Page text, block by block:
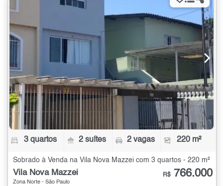
3 quartos 2 suítes 2 vagas 220 m²
Sobrado à Venda na Vila Nova Mazzei com 3 quartos - 220 m²
Vila Nova Mazzei
Zona Norte - São Paulo
R$ 766.000